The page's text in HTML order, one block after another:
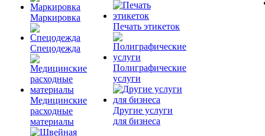
Маркировка
Спецодежда
Медицинские
расходные
материалы
Печать этикеток
Полиграфические
услуги
Другие услуги
для бизнеса